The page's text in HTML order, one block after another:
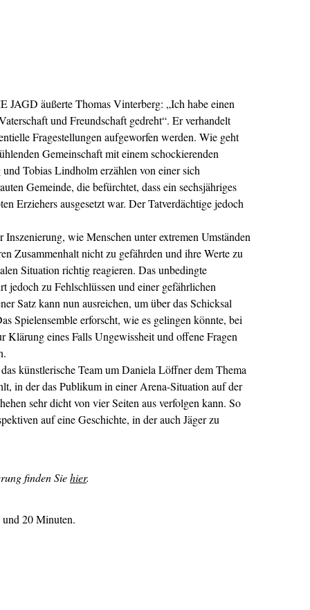
JAGD äußerte Thomas Vinterberg: „Ich habe einen
und Freundschaft gedreht“. Er verhandelt
Fragestellungen aufgeworfen werden. Wie geht
Gemeinschaft mit einem schockierenden
Tobias Lindholm erzählen von einer sich
Gemeinde, die befürchtet, dass ein sechsjähriges
Erziehers ausgesetzt war. Der Tatverdächtige jedoch
wie Menschen unter extremen Umständen
Zusammenhalt nicht zu gefährden und ihre Werte zu
Situation richtig reagieren. Das unbedingte
jedoch zu Fehlschlüssen und einer gefährlichen
Satz kann nun ausreichen, um über das Schicksal
Spielensemble erforscht, wie es gelingen könnte, bei
Klärung eines Falls Ungewissheit und offene Fragen
künstlerische Team um Daniela Löffner dem Thema
in der das Publikum in einer Arena-Situation auf der
sehr dicht von vier Seiten aus verfolgen kann. So
auf eine Geschichte, in der auch Jäger zu
finden Siehier.
20 Minuten.